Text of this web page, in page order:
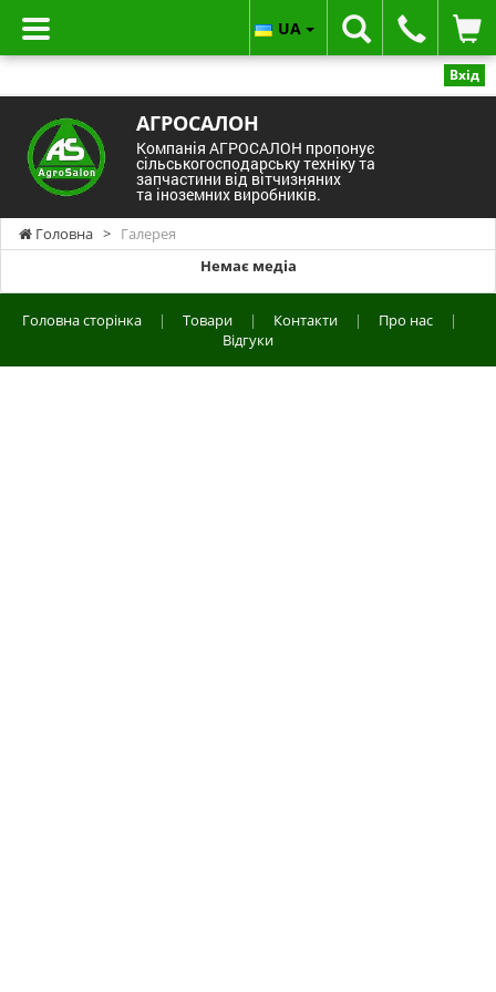
Вхід
АГРОСАЛОН
Компанія АГРОСАЛОН пропонує
сільськогосподарську техніку та
запчастини від вітчизняних
та іноземних виробників.
UA
Головна > Галерея
Немає медіа
Головна сторінка | Товари | Контакти | Про нас
|
Відгуки